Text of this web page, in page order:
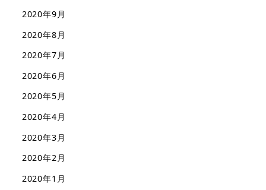
2020年9月
2020年8月
2020年7月
2020年6月
2020年5月
2020年4月
2020年3月
2020年2月
2020年1月